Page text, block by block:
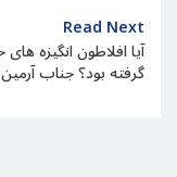
Read Next
آیا افلاطون انگیزه
گرفته بود؟ جناب